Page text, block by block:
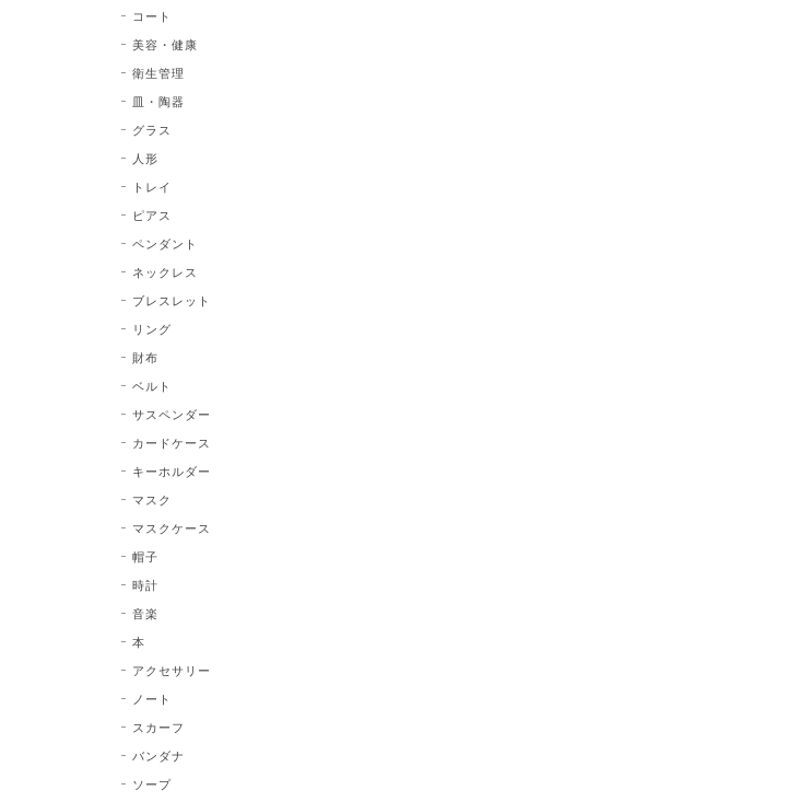
コート
美容・健康
衛生管理
皿・陶器
グラス
人形
トレイ
ピアス
ペンダント
ネックレス
ブレスレット
リング
財布
ベルト
サスペンダー
カードケース
キーホルダー
マスク
マスクケース
帽子
時計
音楽
本
アクセサリー
ノート
スカーフ
バンダナ
ソープ